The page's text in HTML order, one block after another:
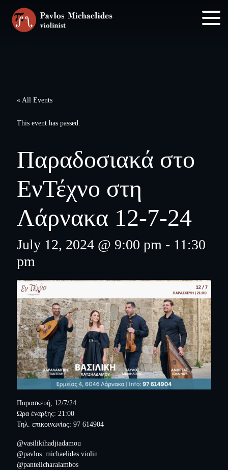
main
footer
« All Events
This event has passed.
Παραδοσιακά στο
ΕνΤέχνο στη
Λάρνακα 12-7-24
July 12, 2024 @ 9:00 pm - 11:30
pm
Παρασκευή, 12/7/24
Ώρα έναρξης: 21:00
Τηλ. επικοινωνίας: 97 614904
@vasilikihadjiadamou
@pavlos_michaelides.violin
@pantelicharalambos